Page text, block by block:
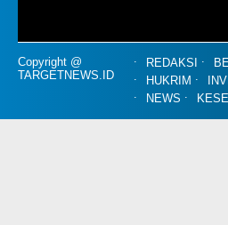
Copyright @
TARGETNEWS.ID
REDAKSI
HUKRIM
NEWS